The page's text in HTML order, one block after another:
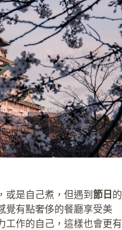
或是自己煮，但遇到 節日 的
覺有點奢侈的餐廳享受美
工作的自己，這樣也會更有